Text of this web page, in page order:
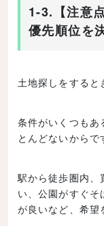
1-3.【注意
優先順位を
土地探しをすると
条件がいくつもあ
とんどないからで
駅から徒歩圏内、
い、公園がすぐそ
が良いなど、希望